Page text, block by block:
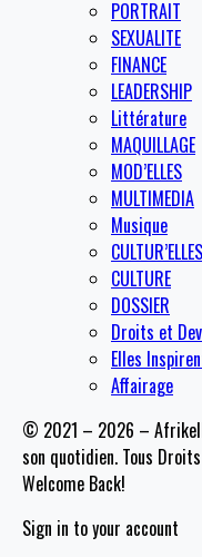
PORTRAIT
SEXUALITE
FINANCE
LEADERSHIP
Littérature
MAQUILLAGE
MOD’ELLES
MULTIMEDIA
Musique
CULTUR’ELLES
CULTURE
DOSSIER
Droits et
Elles
Affairage
© 2021 – 2026 –
son quotidien. Tous
Welcome Back!
Sign in to your account